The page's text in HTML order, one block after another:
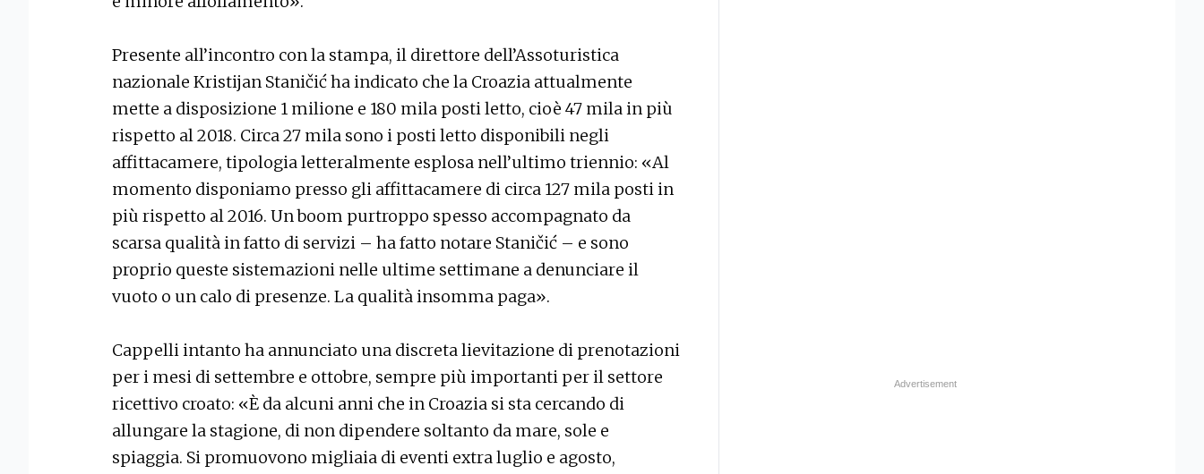
Presente all’incontro con la stampa, il direttore dell’Assoturistica
nazionale Kristijan Staničić ha indicato che la Croazia attualmente
mette a disposizione 1 milione e 180 mila posti letto, cioè 47 mila in più
rispetto al 2018. Circa 27 mila sono i posti letto disponibili negli
affittacamere, tipologia letteralmente esplosa nell’ultimo triennio: «Al
momento disponiamo presso gli affittacamere di circa 127 mila posti in
più rispetto al 2016. Un boom purtroppo spesso accompagnato da
scarsa qualità in fatto di servizi – ha fatto notare Staničić – e sono
proprio queste sistemazioni nelle ultime settimane a denunciare il
vuoto o un calo di presenze. La qualità insomma paga».
Cappelli intanto ha annunciato una discreta lievitazione di prenotazioni
per i mesi di settembre e ottobre, sempre più importanti per il settore
ricettivo croato: «È da alcuni anni che in Croazia si sta cercando di
allungare la stagione, di non dipendere soltanto da mare, sole e
spiaggia. Si promuovono migliaia di eventi extra luglio e agosto,